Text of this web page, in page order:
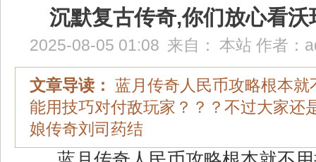
沉默复古传奇,你们放心看沃
2025-08-05 01:08 来自： 本站 作者：
文章导读： 蓝月传奇人民币攻略根本就
能用技巧对付敌玩家？？？不过大家还
娘传奇刘司药结